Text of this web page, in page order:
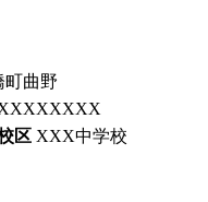
町曲野
区 XXX中学校